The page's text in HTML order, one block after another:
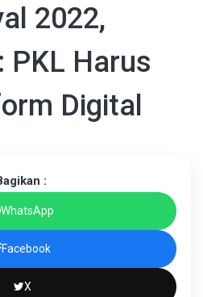
2022,
PKL Harus
Digital
:
WhatsApp
Facebook
X